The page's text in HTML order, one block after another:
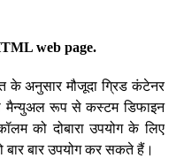
web page.
अनुसार मौजूदा ग्रिड कंटेनर
मैन्युअल रूप से कस्टम डिफाइन
को दोबारा उपयोग के लिए
बार बार उपयोग कर सकते हैं।